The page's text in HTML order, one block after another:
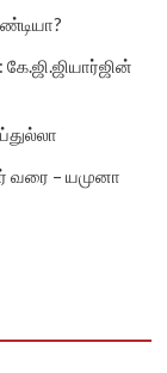
வரை – யமுனா